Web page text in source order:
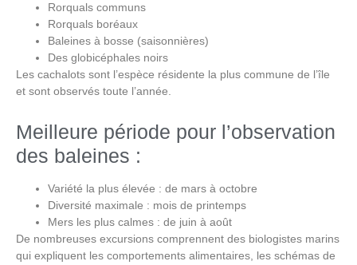
Rorquals communs
Rorquals boréaux
Baleines à bosse (saisonnières)
Des globicéphales noirs
Les cachalots sont l’espèce résidente la plus commune de l’île
et sont observés toute l’année.
Meilleure période pour l’observation
des baleines :
Variété la plus élevée : de mars à octobre
Diversité maximale : mois de printemps
Mers les plus calmes : de juin à août
De nombreuses excursions comprennent des biologistes marins
qui expliquent les comportements alimentaires , les schémas de